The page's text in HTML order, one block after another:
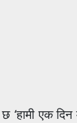
‘हामी एक